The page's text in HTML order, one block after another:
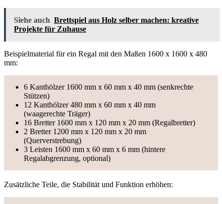
Siehe auch Brettspiel aus Holz selber machen: kreative
Projekte für Zuhause
Beispielmaterial für ein Regal mit den Maßen 1600 x 1600 x 480
mm:
6 Kanthölzer 1600 mm x 60 mm x 40 mm (senkrechte
Stützen)
12 Kanthölzer 480 mm x 60 mm x 40 mm
(waagerechte Träger)
16 Bretter 1600 mm x 120 mm x 20 mm (Regalbretter)
2 Bretter 1200 mm x 120 mm x 20 mm
(Querverstrebung)
3 Leisten 1600 mm x 60 mm x 6 mm (hintere
Regalabgrenzung, optional)
Zusätzliche Teile, die Stabilität und Funktion erhöhen: